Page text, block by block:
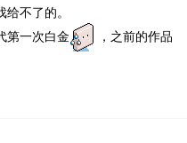
不了的。
第一次白金
，之前的作品